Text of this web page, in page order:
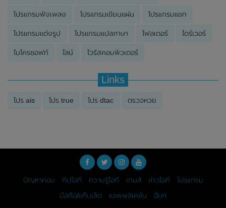
โปรแกรมฟังเพลง โปรแกรมเขียนแผ่น โปรแกรมแชท
โปรแกรมแต่งรูป โปรแกรมแปลภาษา โฟลเดอร์ ไดร์เวอร์
ไมโครซอฟท์ ไลน์ ไวรัสคอมพิวเตอร์
Links
โปร ais โปร true โปร dtac ตรวจหวย
ปัญหาคอม ทิปไอที ความรู้ไอที เกมส์ ข่าวไอที
โปรแกรม
มือถือ/แท็บเล็ต
แอพพลิเคชั่น
อื่นๆ